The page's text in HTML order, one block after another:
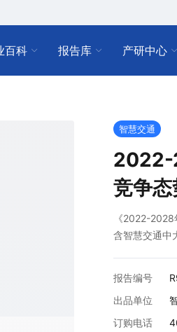
百科 报告库 产研中心
智慧交通
2022-
竞争
《2022-
含智慧交通中
报告编号
出品单位
订购电话